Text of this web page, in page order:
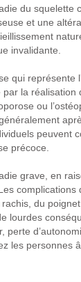
du squelette
et une
invalidante.
qui représente
la réalisation
ou
peuvent
précoce.
grave, en
complications
du
lourdes
perte
les personnes